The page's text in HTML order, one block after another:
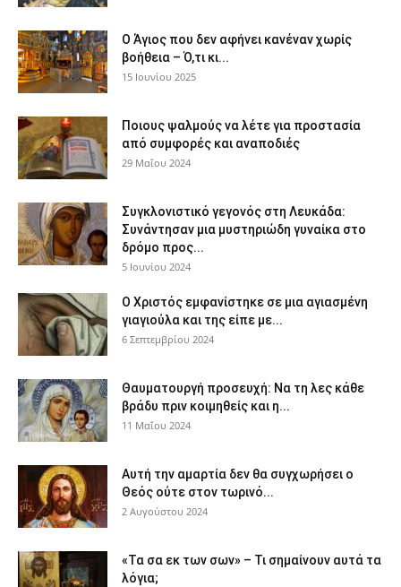
Ο Άγιος που δεν αφήνει κανέναν χωρίς
βοήθεια – Ό,τι κι...
15 Ιουνίου 2025
Ποιους ψαλμούς να λέτε για προστασία
από συμφορές και αναποδιές
29 Μαΐου 2024
Συγκλονιστικό γεγονός στη Λευκάδα:
Συνάντησαν μια μυστηριώδη γυναίκα στο
δρόμο προς...
5 Ιουνίου 2024
Ο Χριστός εμφανίστηκε σε μια αγιασμένη
γιαγιούλα και της είπε με...
6 Σεπτεμβρίου 2024
Θαυματουργή προσευχή: Να τη λες κάθε
βράδυ πριν κοιμηθείς και η...
11 Μαΐου 2024
Αυτή την αμαρτία δεν θα συγχωρήσει ο
Θεός ούτε στον τωρινό...
2 Αυγούστου 2024
«Τα σα εκ των σων» – Τι σημαίνουν αυτά τα
λόγια;